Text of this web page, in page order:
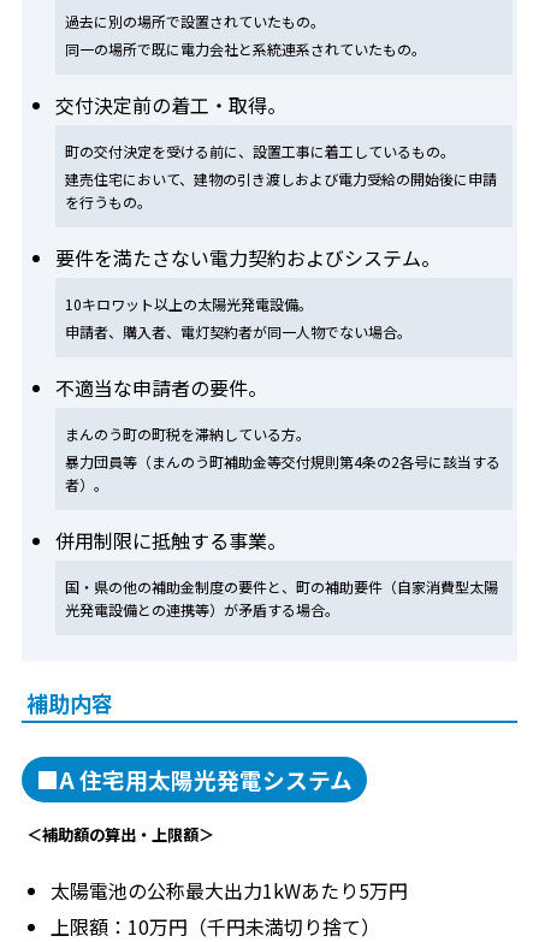
過去に別の場所で設置されていたもの。
同一の場所で既に電力会社と系統連系されていたもの。
交付決定前の着工・取得。
町の交付決定を受ける前に、設置工事に着工しているもの。
建売住宅において、建物の引き渡しおよび電力受給の開始後に申請
を行うもの。
要件を満たさない電力契約およびシステム。
10キロワット以上の太陽光発電設備。
申請者、購入者、電灯契約者が同一人物でない場合。
不適当な申請者の要件。
まんのう町の町税を滞納している方。
暴力団員等（まんのう町補助金等交付規則第4条の2各号に該当する
者）。
併用制限に抵触する事業。
国・県の他の補助金制度の要件と、町の補助要件（自家消費型太陽
光発電設備との連携等）が矛盾する場合。
補助内容
■A 住宅用太陽光発電システム
＜補助額の算出・上限額＞
太陽電池の公称最大出力1kWあたり5万円
上限額：10万円（千円未満切り捨て）